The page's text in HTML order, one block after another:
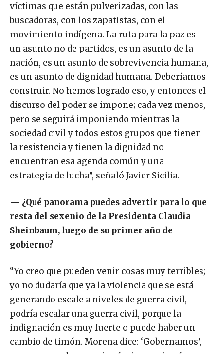
víctimas que están pulverizadas, con las
buscadoras, con los zapatistas, con el
movimiento indígena. La ruta para la paz es
un asunto no de partidos, es un asunto de la
nación, es un asunto de sobrevivencia humana,
es un asunto de dignidad humana. Deberíamos
construir. No hemos logrado eso, y entonces el
discurso del poder se impone; cada vez menos,
pero se seguirá imponiendo mientras la
sociedad civil y todos estos grupos que tienen
la resistencia y tienen la dignidad no
encuentran esa agenda común y una
estrategia de lucha”, señaló Javier Sicilia.
— ¿Qué panorama puedes advertir para lo que
resta del sexenio de la Presidenta Claudia
Sheinbaum, luego de su primer año de
gobierno?
“Yo creo que pueden venir cosas muy terribles;
yo no dudaría que ya la violencia que se está
generando escale a niveles de guerra civil,
podría escalar una guerra civil, porque la
indignación es muy fuerte o puede haber un
cambio de timón. Morena dice: ‘Gobernamos’,